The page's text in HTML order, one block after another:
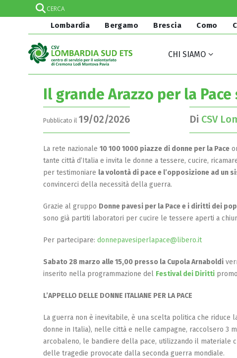
Lombardia Bergamo Brescia Como
CHI SIAMO
Il grande Arazzo per la Pace
Pubblicato il 19/02/2026 Di CSV
La rete nazionale 10 100 1000 piazze di donne per la Pace
tante città d’Italia e invita le donne a tessere, cucire,
per testimoniare la volontà di pace e l’opposizione ad un
convincerci della necessità della guerra.
Grazie al gruppo Donne pavesi per la Pace e i diritti dei
sono già partiti laboratori per cucire le tessere aperti a
Per partecipare: donnepavesiperlapace@libero.it
Sabato 28 marzo alle 15,00 presso la Cupola Arnaboldi
inserito nella programmazione del Festival dei Diritti
L’APPELLO DELLE DONNE ITALIANE PER LA PACE
La guerra non è inevitabile, è una scelta politica che riduce
donne in Italia), nelle città e nelle campagne, raccolsero 3
arcobaleno, le bandiere della pace, utilizzando il materiale
delle tragedie provocate dalla seconda guerra mondiale.